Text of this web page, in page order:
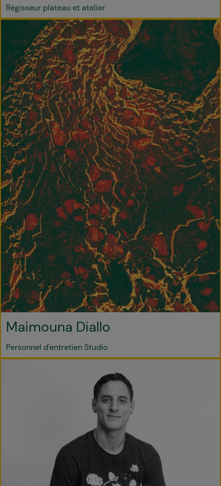
Régisseur plateau et atelier
Maimouna Diallo
Personnel d'entretien Studio